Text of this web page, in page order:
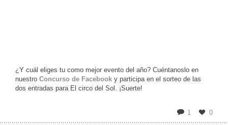
¿Y cuál eliges tu como mejor evento del año? Cuéntanoslo en
nuestro Concurso de Facebook y participa en el sorteo de las
dos entradas para El circo del Sol. ¡Suerte!
1 0